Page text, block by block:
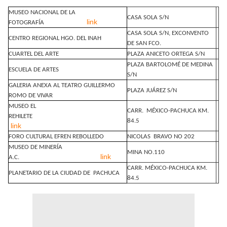
MUSEO NACIONAL DE LA
FOTOGRAFÍA
link
CASA SOLA S/N
CENTRO REGIONAL HGO. DEL INAH
CASA SOLA S/N, EXCONVENTO
DE SAN FCO.
CUARTEL DEL ARTE
PLAZA ANICETO ORTEGA S/N
ESCUELA DE ARTES
PLAZA BARTOLOMÉ DE MEDINA
S/N
GALERIA ANEXA AL TEATRO GUILLERMO
ROMO DE VIVAR
PLAZA JUÁREZ S/N
MUSEO EL
REHILETE
link
CARR. MÉXICO-PACHUCA KM.
84.5
FORO CULTURAL EFREN REBOLLEDO NICOLAS BRAVO NO 202
MUSEO DE MINERÍA
A.C.
link
MINA NO.110
PLANETARIO DE LA CIUDAD DE PACHUCA
CARR. MÉXICO-PACHUCA KM.
84.5